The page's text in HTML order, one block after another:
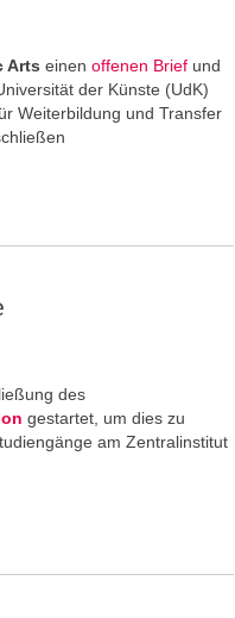
Arts einen offenen Brief und
der Künste (UdK)
Weiterbildung und Transfer
des
gestartet, um dies zu
am Zentralinstitut